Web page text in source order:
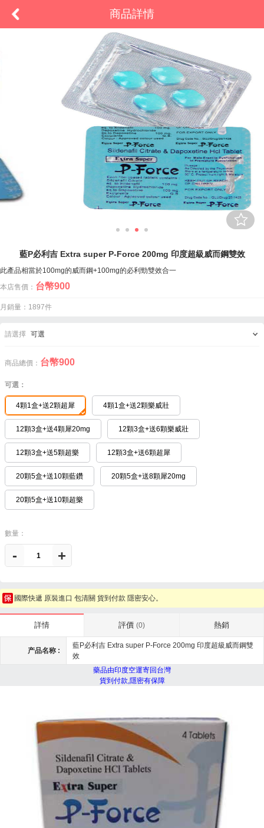
商品詳情
藍P必利吉 Extra super P-Force 200mg 印度超級威而鋼雙效
此產品相當於100mg的威而鋼+100mg的必利勁雙效合一
本店售價： 台幣900
月銷量：1897件
請選擇 可選
商品總價： 台幣900
可選：
4顆1盒+送2顆超犀 4顆1盒+送2顆樂威壯
12顆3盒+送4顆犀20mg 12顆3盒+送6顆樂威壯
12顆3盒+送5顆超樂 12顆3盒+送6顆超犀
20顆5盒+送10顆藍鑽 20顆5盒+送8顆犀20mg
20顆5盒+送10顆超樂
數量：
- +
國際快遞 原裝進口 包清關 貨到付款 隱密安心。
詳情 評價 (0) 熱銷
产品名称 :
藍P必利吉 Extra super P-Force 200mg 印度超級威而鋼雙
效
藥品由印度空運寄回台灣
貨到付款,隱密有保障